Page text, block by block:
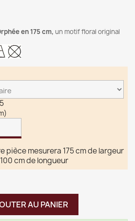
en 175 cm, un motif floral original
pièce mesurera 175 cm de largeur
cm de longueur
AU PANIER